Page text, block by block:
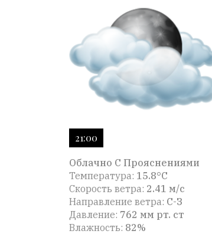
21:00
Облачно С Прояснениями
Температура: 15.8°C
Скорость ветра: 2.41 м/с
Направление ветра: С-З
Давление: 762 мм рт. ст
Влажность: 82%